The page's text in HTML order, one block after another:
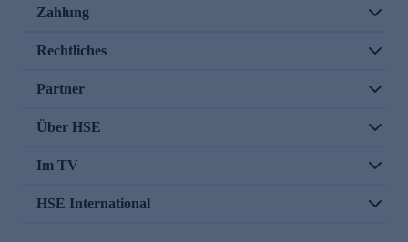
Zahlung
Rechtliches
Partner
Über HSE
Im TV
HSE International